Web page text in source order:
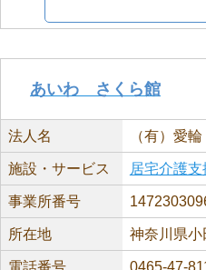
あいわ さくら館
法人名 （有）愛輪
施設・サービス 居宅介護支
事業所番号
所在地 神奈川県小
電話番号 0465-47-